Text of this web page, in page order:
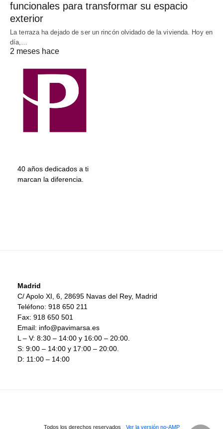
funcionales para transformar su espacio
exterior
La terraza ha dejado de ser un rincón olvidado de la vivienda. Hoy en
día,…
2 meses hace
40 años dedicados a ti
marcan la diferencia.
Madrid
C/ Apolo XI, 6, 28695 Navas del Rey, Madrid
Teléfono: 918 650 211
Fax: 918 650 501
Email: info@pavimarsa.es
L – V: 8:30 – 14:00 y 16:00 – 20:00.
S: 9:00 – 14:00 y 17:00 – 20:00.
D: 11:00 – 14:00
Todos los derechos reservados Ver la versión no-AMP